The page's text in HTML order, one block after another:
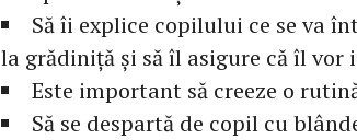
Să îi explice copilului ce se va
la grădiniță și să îl asigure că îl vor
Este important să creeze o
Să se despartă de copil cu